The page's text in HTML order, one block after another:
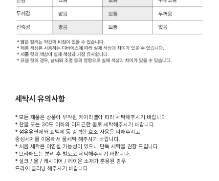
세탁시 유의사항
* 모든 제품은 상품에 부착된 케어라벨에 따라 세탁해주시기 바랍니다.
* 찬물 또는 30도 이하의 미지근한 물로 세탁해주시기 바랍니다.
* 섬유유연제와 표백제 등 강력한 효소 사용은 피해주시고
중성세제를 이용해서 물세탁 해주시기 바랍니다.
* 처음 세탁은 이염될 가능성이 있으니 단독 세탁을 권장 드립니다.
* 브라패드는 분리 후 별도로 세탁해주시기 바랍니다.
* 실크 / 울 / 캐시미어 / 레이온 소재가 혼용된 경우
드라이 클리닝 해주시기 바랍니다.